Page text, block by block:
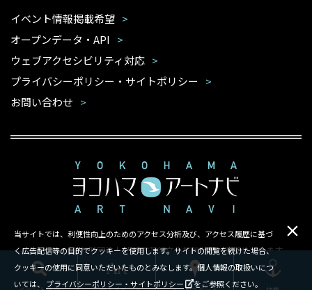
当サイトでは、利便性向上のためのアクセス分析及び、アクセス履歴に基づ
く広告配信等の目的でクッキーを使用します。サイトの閲覧を続けた場合、
クッキーの使用に同意いただいたものとみなします。個人情報の取扱いにつ
いては、 プライバシーポリシー・サイトポリシー をご参照ください。
イベント情報掲載希望
オープンデータ・API
ウェブアクセシビリティ対応
プライバシーポリシー・サイトポリシー
お問い合わせ
本サイトは公益財団法人 横浜市芸術文化振興財団が運営しています
Copyright ©Yokohama Arts Foundation.All rights reserved.